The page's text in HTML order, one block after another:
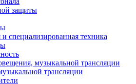
защиты
специализированная техника
музыкальной трансляции
трансляции